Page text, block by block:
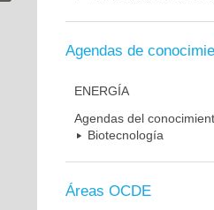
Agendas de
ENERGÍA
Agendas del
Biotecnología
Áreas OCDE